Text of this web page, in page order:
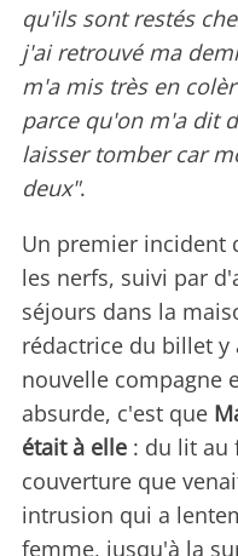
qu'ils sont restés
j'ai retrouvé ma
m'a mis très en
parce qu'on m'a dit
laisser tomber car
deux".
Un premier incident
les nerfs, suivi par
séjours dans la
rédactrice du billet
nouvelle compagne
absurde, c'est que
était à elle : du lit au
couverture que
intrusion qui a
femme, jusqu'à la